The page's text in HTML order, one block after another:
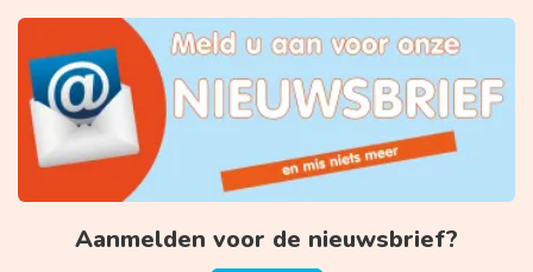
Aanmelden voor de nieuwsbrief?